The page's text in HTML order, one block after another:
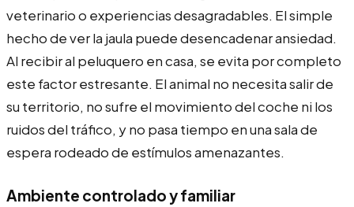
veterinario o experiencias desagradables. El simple
hecho de ver la jaula puede desencadenar ansiedad.
Al recibir al peluquero en casa, se evita por completo
este factor estresante. El animal no necesita salir de
su territorio, no sufre el movimiento del coche ni los
ruidos del tráfico, y no pasa tiempo en una sala de
espera rodeado de estímulos amenazantes.
Ambiente controlado y familiar